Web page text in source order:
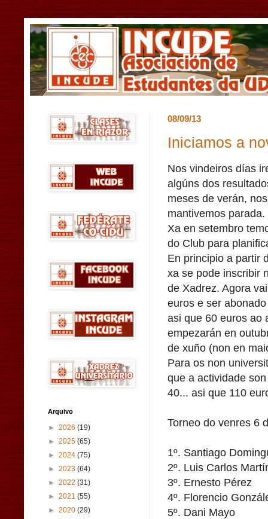
08/09/13
Iniciamos a
Nos vindeiros días
algúns dos
meses de verán,
mantivemos parada.
Xa en setembro
do Club para
En principio a partir
xa se pode inscribir
de Xadrez. Agora
euros e ser
asi que 60 euros ao
empezarán en
de xuño (non en
Para os non
que a actividade
40... asi que 110
Torneo do venres 6
1º. Santiago
2º. Luis Carlos
3º. Ernesto Pérez
4º. Florencio
5º. Dani Mayo
Arquivo
► 2026 (19)
► 2025 (65)
► 2024 (75)
► 2023 (64)
► 2022 (31)
► 2021 (55)
► 2020 (29)